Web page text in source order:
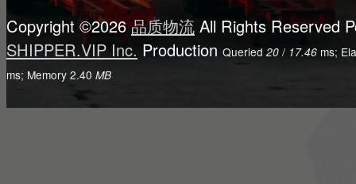
Copyright ©2026品质物流 All Rights Reserved
SHIPPER.VIP Inc. Production Queried20 / 17.46 ms;
ms; Memory 2.40 MB